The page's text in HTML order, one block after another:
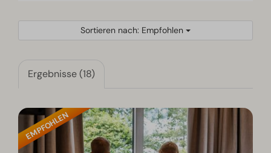
Sortieren nach: Empfohlen
Ergebnisse (18)
EMPFOHLEN